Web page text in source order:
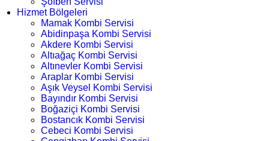
Hizmet Bölgeleri
Mamak Kombi Servisi
Abidinpaşa Kombi Servisi
Akdere Kombi Servisi
Altıağaç Kombi Servisi
Altınevler Kombi Servisi
Araplar Kombi Servisi
Aşık Veysel Kombi Servisi
Bayındır Kombi Servisi
Boğaziçi Kombi Servisi
Bostancık Kombi Servisi
Cebeci Kombi Servisi